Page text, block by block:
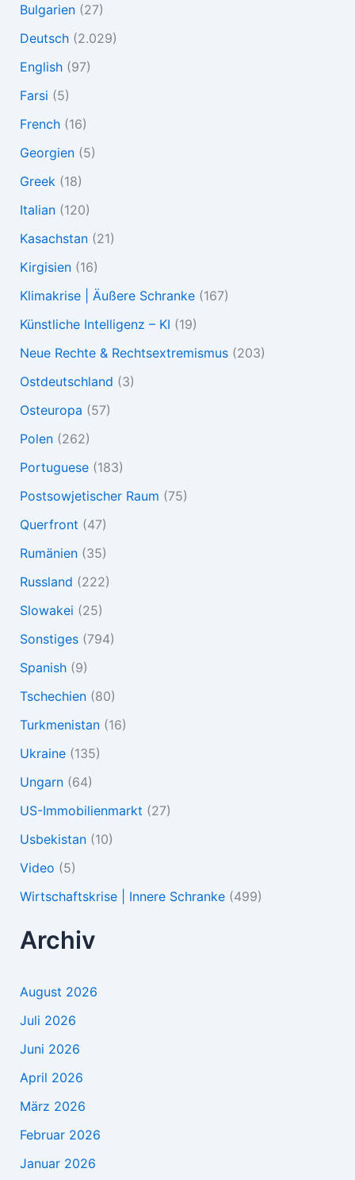
Bulgarien(27)
Deutsch(2.029)
English(97)
Farsi (5)
French(16)
Georgien(5)
Greek(18)
Italian(120)
Kasachstan(21)
Kirgisien(16)
Klimakrise | Äußere Schranke(167)
Künstliche Intelligenz – KI (19)
Neue Rechte & Rechtsextremismus(203)
Ostdeutschland (3)
Osteuropa (57)
Polen(262)
Portuguese(183)
Postsowjetischer Raum (75)
Querfront (47)
Rumänien(35)
Russland (222)
Slowakei (25)
Sonstiges(794)
Spanish(9)
Tschechien(80)
Turkmenistan(16)
Ukraine(135)
Ungarn(64)
US-Immobilienmarkt (27)
Usbekistan(10)
Video (5)
Wirtschaftskrise | Innere Schranke(499)
Archiv
August 2026
Juli 2026
Juni 2026
April 2026
März 2026
Februar 2026
Januar 2026